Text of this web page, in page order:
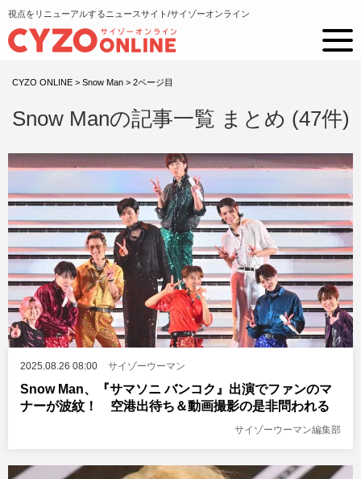
視点をリニューアルするニュースサイト/サイゾーオンライン
CYZO ONLINE > Snow Man > 2ページ目
Snow Manの記事一覧 まとめ (47件)
2025.08.26 08:00 サイゾーウーマン
Snow Man、『サマソニ バンコク』出演でファンのマ
ナーが波紋！ 空港出待ち＆動画撮影の是非問われる
サイゾーウーマン編集部